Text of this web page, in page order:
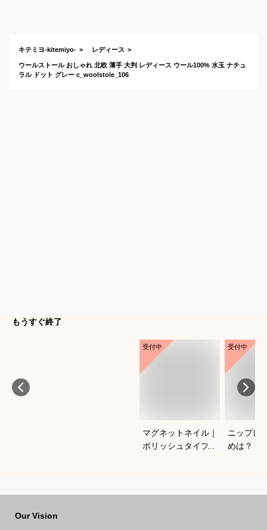
キテミヨ-kitemiyo- レディース
ウールストール おしゃれ 北欧 薄手 大判 レディース ウール100% 水玉 ナチュ
ラル ドット グレー c_woolstole_106
もうすぐ終了
受付中
マグネットネイル｜
ポリッシュタイプで
受付中
ニップレ
めは？
Our Vision